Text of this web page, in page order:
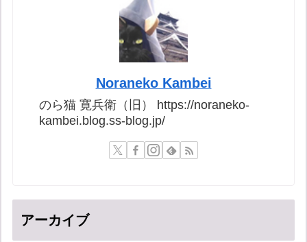
Noraneko Kambei
のら猫 寛兵衛（旧） https://noraneko-
kambei.blog.ss-blog.jp/
アーカイブ